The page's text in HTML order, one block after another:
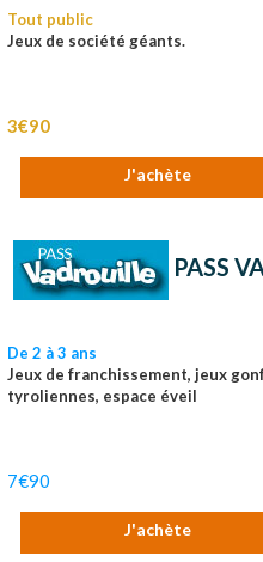
Tout public
Jeux de société géants.
3€90
J'achète
PASS
De 2 à 3 ans
Jeux de franchissement, jeux
tyroliennes, espace éveil
7€90
J'achète